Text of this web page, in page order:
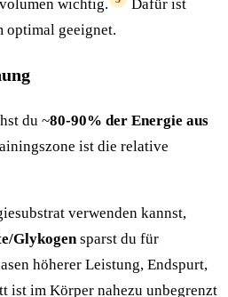
wichtig.
Dafür ist
optimal geeignet.
du ~80-90% der Energie aus
ist die relative
verwenden kannst,
Glykogensparst du für
höherer Leistung, Endspurt,
ist im Körper nahezu unbegrenzt